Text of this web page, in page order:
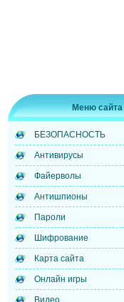
Меню сайта
БЕЗОПАСНОСТЬ
Антивирусы
Файерволы
Антишпионы
Пароли
Шифрование
Карта сайта
Онлайн игры
Видео